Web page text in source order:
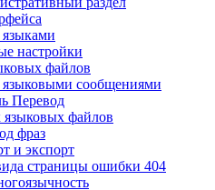
настройки
файлов
языковыми сообщениями
Перевод
файлов
фраз
и экспорт
страницы ошибки 404